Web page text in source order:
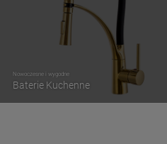
Nowoczesne i wygodne
Baterie Kuchenne